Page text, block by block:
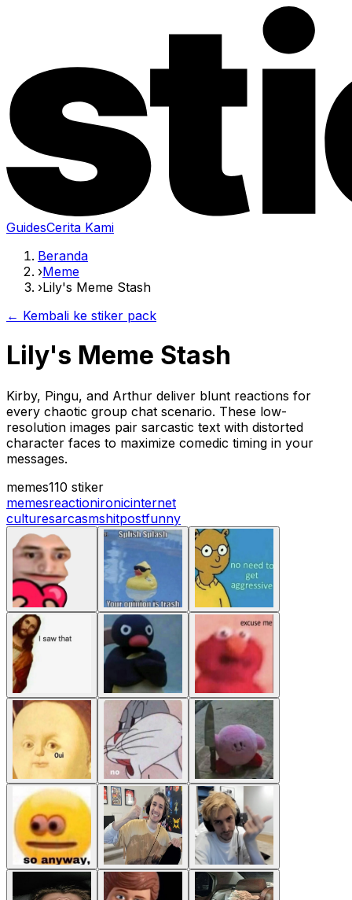
GuidesCerita Kami
Beranda
›Meme
›Lily's Meme Stash
← Kembali ke stiker pack
Lily's Meme Stash
Kirby, Pingu, and Arthur deliver blunt reactions for
every chaotic group chat scenario. These low-
resolution images pair sarcastic text with distorted
character faces to maximize comedic timing in your
messages.
memes110 stiker
memesreactionironicinternet
culturesarcasmshitpostfunny